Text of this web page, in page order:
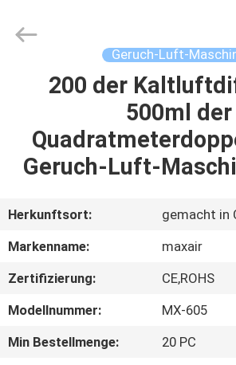
HAUS
PRODUKTE
UNS
AUSFLUG
QUALITÄTSKONTROLLE
Geruch-Luft-
200 der
500ml der
Geruch-Luft-
Herkunftsort:
gemacht in
Markenname:
maxair
Zertifizierung:
CE,ROHS
Modellnummer:
MX-605
Min Bestellmenge:
20 PC